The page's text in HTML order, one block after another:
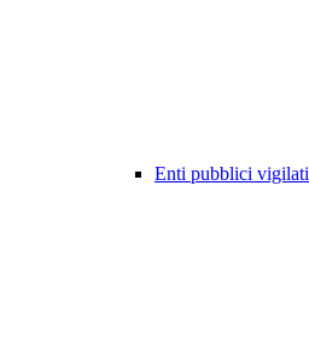
Enti pubblici vigilati